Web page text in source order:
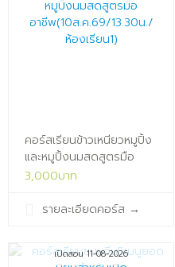
คอร์สเรียนข้าวเหนียวหมูปิ้ง
และหมูปิ้งนมสดสูตรมือ
อาชีพ(10ส.ค.69/13.30น./
3,000บาท
รายละเอียดคอร์ส →
เปิดสอน 11-08-2026